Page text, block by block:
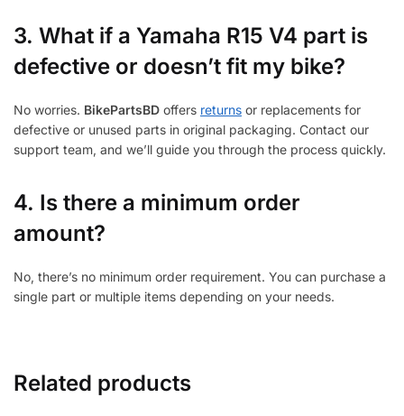
3. What if a Yamaha R15 V4 part is
defective or doesn’t fit my bike?
No worries. BikePartsBD offers returns or replacements for
defective or unused parts in original packaging. Contact our
support team, and we’ll guide you through the process quickly.
4. Is there a minimum order
amount?
No, there’s no minimum order requirement. You can purchase a
single part or multiple items depending on your needs.
Related products